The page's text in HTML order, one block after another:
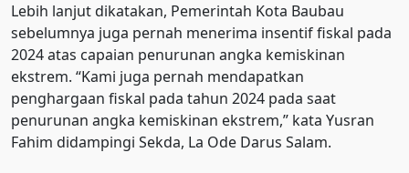
Lebih lanjut dikatakan, Pemerintah Kota Baubau
sebelumnya juga pernah menerima insentif fiskal pada
2024 atas capaian penurunan angka kemiskinan
ekstrem. “Kami juga pernah mendapatkan
penghargaan fiskal pada tahun 2024 pada saat
penurunan angka kemiskinan ekstrem,” kata Yusran
Fahim didampingi Sekda, La Ode Darus Salam.